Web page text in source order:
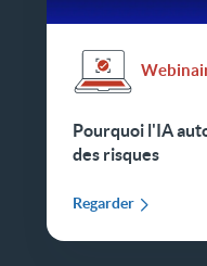
Pourquoi l'IA
des risques
Regarder